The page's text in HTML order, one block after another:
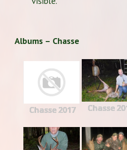
Albums – Chasse
Chasse 2017 Chasse